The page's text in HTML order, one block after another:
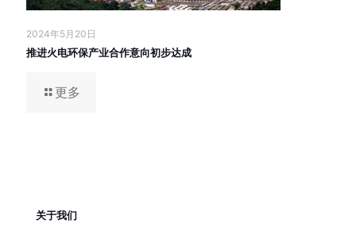
2024年5月20日
推进火电环保产业合作意向初步达成
更多
关于我们